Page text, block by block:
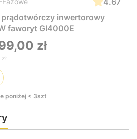
Fazowe
4.67
inwertorowy
faworyt GI4000E
zł
poniżej < 3szt